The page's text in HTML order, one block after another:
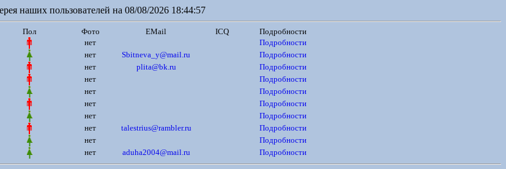
наших пользователей на 08/08/2026 18:44:57
Пол Фото EMail ICQ
Подробности
нет
Подробности
нет Sbitneva_y@mail.ru
Подробности
нет plita@bk.ru
Подробности
нет
Подробности
нет
Подробности
нет
Подробности
нет
Подробности
нет talestrius@rambler.ru
Подробности
нет
Подробности
нет aduha2004@mail.ru Подробности